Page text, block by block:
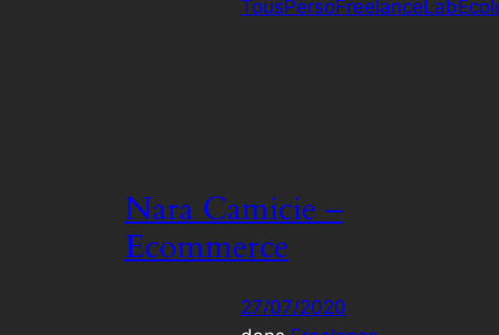
TousPersoFreelanceLab
Nara Camicie –
Ecommerce
27/07/2020